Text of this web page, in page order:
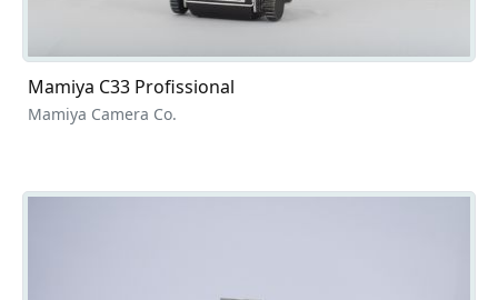
Mamiya C33 Profissional
Mamiya Camera Co.